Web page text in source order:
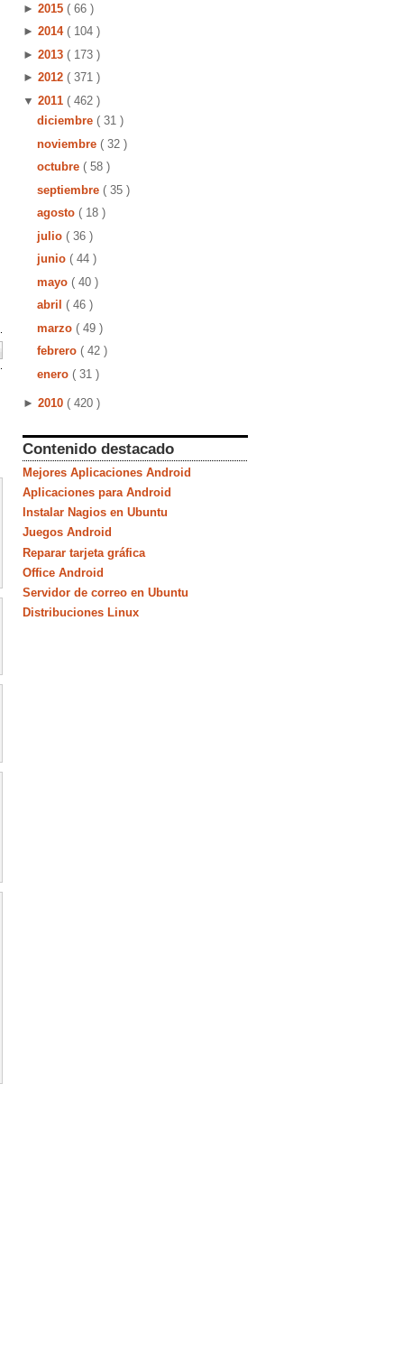
► 2015 ( 66 )
► 2014 ( 104 )
► 2013 ( 173 )
► 2012 ( 371 )
▼ 2011 ( 462 )
diciembre ( 31 )
noviembre ( 32 )
octubre ( 58 )
septiembre ( 35 )
agosto ( 18 )
julio ( 36 )
junio ( 44 )
mayo ( 40 )
abril ( 46 )
marzo ( 49 )
febrero ( 42 )
enero ( 31 )
► 2010 ( 420 )
Contenido destacado
Mejores Aplicaciones Android
Aplicaciones para Android
Instalar Nagios en Ubuntu
Juegos Android
Reparar tarjeta gráfica
Office Android
Servidor de correo en Ubuntu
Distribuciones Linux